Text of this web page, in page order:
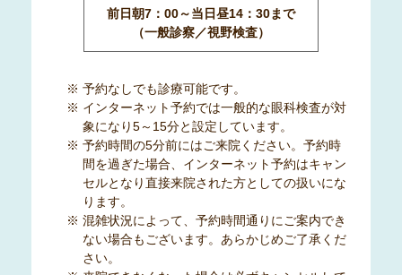
前日朝7：00～当日昼14：30まで
（一般診察／視野検査）
※ 予約なしでも診療可能です。
※ インターネット予約では一般的な眼科検査が対
象になり5～15分と設定しています。
※ 予約時間の5分前にはご来院ください。予約時
間を過ぎた場合、インターネット予約はキャン
セルとなり直接来院された方としての扱いにな
ります。
※ 混雑状況によって、予約時間通りにご案内でき
ない場合もございます。あらかじめご了承くだ
さい。